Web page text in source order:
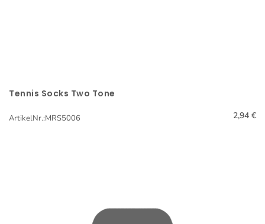
Schnellansicht
Tennis Socks Two Tone
ArtikelNr.:MRS5006 2,94 €